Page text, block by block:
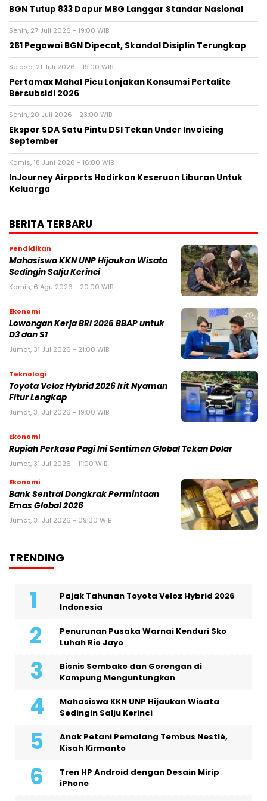
BGN Tutup 833 Dapur MBG Langgar Standar Nasional
Senin, 27 Juli 2026 - 19:00 WIB
261 Pegawai BGN Dipecat, Skandal Disiplin Terungkap
Selasa, 21 Juli 2026 - 19:00 WIB
Pertamax Mahal Picu Lonjakan Konsumsi Pertalite
Bersubsidi 2026
Senin, 20 Juli 2026 - 23:00 WIB
Ekspor SDA Satu Pintu DSI Tekan Under Invoicing
September
Kamis, 18 Juni 2026 - 16:00 WIB
InJourney Airports Hadirkan Keseruan Liburan Untuk
Keluarga
BERITA TERBARU
Pendidikan
Mahasiswa KKN UNP Hijaukan Wisata
Sedingin Salju Kerinci
Kamis, 6 Agu 2026 - 20:00 WIB
Ekonomi
Lowongan Kerja BRI 2026 BBAP untuk
D3 dan S1
Jumat, 31 Jul 2026 - 21:00 WIB
Teknologi
Toyota Veloz Hybrid 2026 Irit Nyaman
Fitur Lengkap
Jumat, 31 Jul 2026 - 19:00 WIB
Ekonomi
Rupiah Perkasa Pagi Ini Sentimen Global Tekan Dolar
Jumat, 31 Jul 2026 - 11:00 WIB
Ekonomi
Bank Sentral Dongkrak Permintaan
Emas Global 2026
Jumat, 31 Jul 2026 - 09:00 WIB
TRENDING
Pajak Tahunan Toyota Veloz Hybrid 2026
Indonesia
Penurunan Pusaka Warnai Kenduri Sko
Luhah Rio Jayo
Bisnis Sembako dan Gorengan di
Kampung Menguntungkan
Mahasiswa KKN UNP Hijaukan Wisata
Sedingin Salju Kerinci
Anak Petani Pemalang Tembus Nestlé,
Kisah Kirmanto
Tren HP Android dengan Desain Mirip
iPhone